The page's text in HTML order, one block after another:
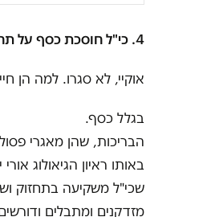
4. כי"ל חוסכת כסף על תחזוקת הבריכות.
אוקיי, לא סגרו. למה הן
בגלל כסף.
הבריכות, שהן מאגרי
באותו ראיון הגיאולוג
שכי"ל משקיעה בתחזוק
מזדקנים ומתבלים